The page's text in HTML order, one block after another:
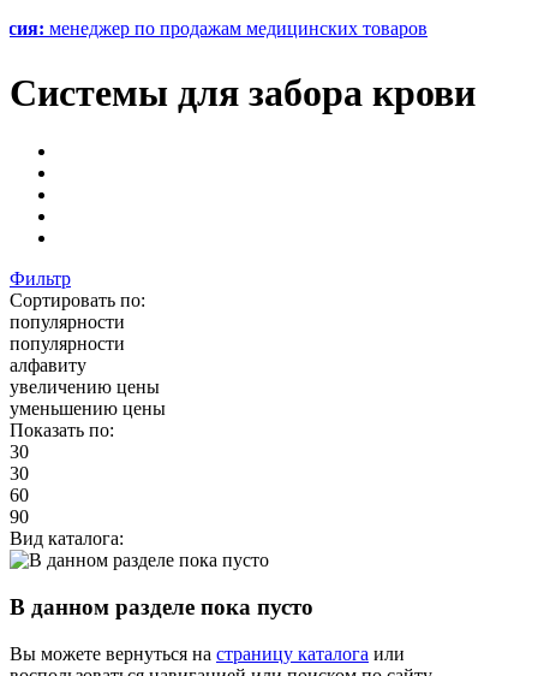
по продажам медицинских товаров
Системы для забора крови
Фильтр
Сортировать по:
популярности
популярности
алфавиту
увеличению цены
уменьшению цены
Показать по:
30
30
60
90
Вид каталога:
В данном разделе пока пусто
Вы можете вернуться на страницу каталога или